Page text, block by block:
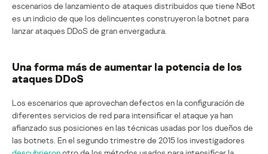
escenarios de lanzamiento de ataques distribuidos que tiene NBot
es un indicio de que los delincuentes construyeron la botnet para
lanzar ataques DDoS de gran envergadura.
Una forma más de aumentar la potencia de los
ataques DDoS
Los escenarios que aprovechan defectos en la configuración de
diferentes servicios de red para intensificar el ataque ya han
afianzado sus posiciones en las técnicas usadas por los dueños de
las botnets. En el segundo trimestre de 2015 los investigadores